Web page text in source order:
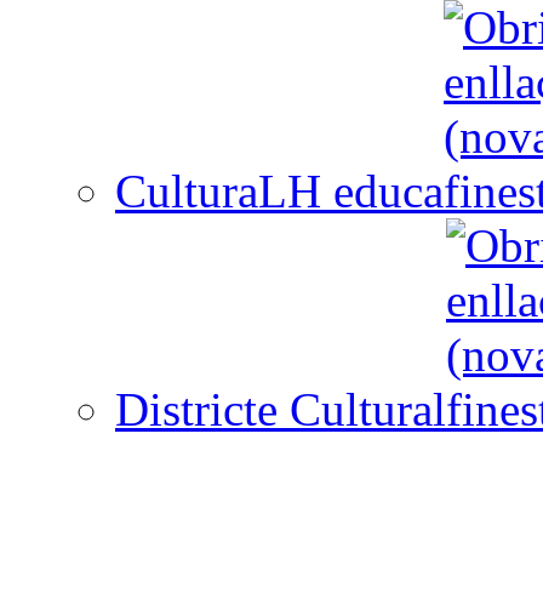
CulturaLH educa
Districte Cultural